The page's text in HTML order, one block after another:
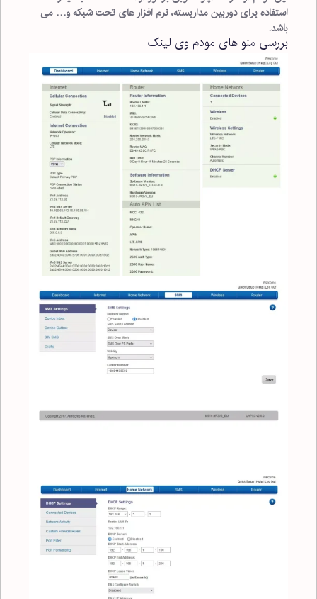
استفاده برای دوربین مداربسته، نرم افزار های تحت شبکه و… می
باشد.
بررسی منو های مودم وی لینک